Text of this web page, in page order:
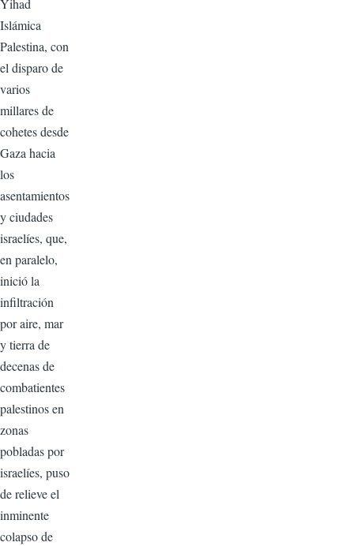
Yihad
Islámica
Palestina, con
el disparo de
varios
millares de
cohetes desde
Gaza hacia
los
asentamientos
y ciudades
israelíes, que,
en paralelo,
inició la
infiltración
por aire, mar
y tierra de
decenas de
combatientes
palestinos en
zonas
pobladas por
israelíes, puso
de relieve el
inminente
colapso de